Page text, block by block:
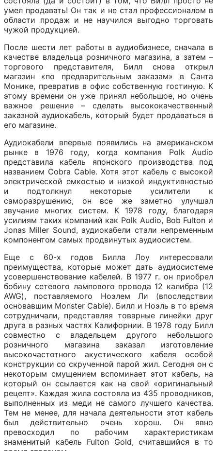
умел продавать! Он так и не стал профессионалом в
области продаж и не научился выгодно торговать
чужой продукцией.
После шести лет работы в аудиобизнесе, сначала в
качестве владельца розничного магазина, а затем –
торгового представителя, Билл снова открыл
магазин «по предварительным заказам» в Санта
Монике, превратив в офис собственную гостиную. К
этому времени он уже принял небольшое, но очень
важное решение – сделать высококачественный
заказной аудиокабель, который будет продаваться в
его магазине.
Аудиокабели впервые появились на американском
рынке в 1976 году, когда компания Polk Audio
представила кабель японского производства под
названием Cobra Cable. Хотя этот кабель с высокой
электрической емкостью и низкой индуктивностью
и подтолкнул некоторые усилители к
саморазрушению, он все же заметно улучшал
звучание многих систем. К 1978 году, благодаря
усилиям таких компаний как Polk Audio, Bob Fulton и
Jonas Miller Sound, аудиокабели стали непременным
компонентом самых продвинутых аудиосистем.
Еще с 60-х годов Билла Лоу интересовали
преимущества, которые может дать аудиосистеме
усовершенствование кабелей. В 1977 г. он приобрел
бобину сетевого лампового провода 12 калибра (12
AWG), поставляемого Ноэлем Ли (впоследствии
основавшим Monster Cable). Билл и Ноэль в то время
сотрудничали, представляя товарные линейки друг
друга в разных частях Калифорнии. В 1978 году Билл
совместно с владельцем другого небольшого
розничного магазина заказал изготовление
высокочастотного акустического кабеля особой
конструкции со скрученной парой жил. Сегодня он с
некоторым смущением вспоминает этот кабель, на
который он ссылается как на свой «оригинальный
рецепт». Каждая жила состояла из 435 проводников,
выполненных из меди не самого лучшего качества.
Тем не менее, для начала деятельности этот кабель
был действительно очень хорош. Он явно
превосходил по рабочим характеристикам
знаменитый кабель Fulton Gold, считавшийся в то